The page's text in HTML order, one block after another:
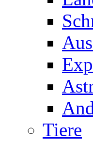
Tiere